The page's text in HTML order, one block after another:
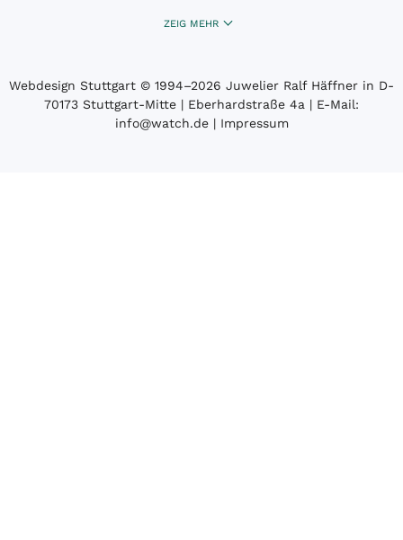
ZEIG MEHR
Webdesign Stuttgart © 1994­–2026 Juwelier Ralf Häffner in D-
70173 Stuttgart-Mitte | Eberhardstraße 4a | E-Mail:
info@watch.de|Impressum